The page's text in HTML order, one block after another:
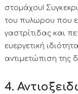
στομάχου!
του πυλωρου που
γαστρίτιδας και
ευεργετική
αντιμετώπιση της
4.